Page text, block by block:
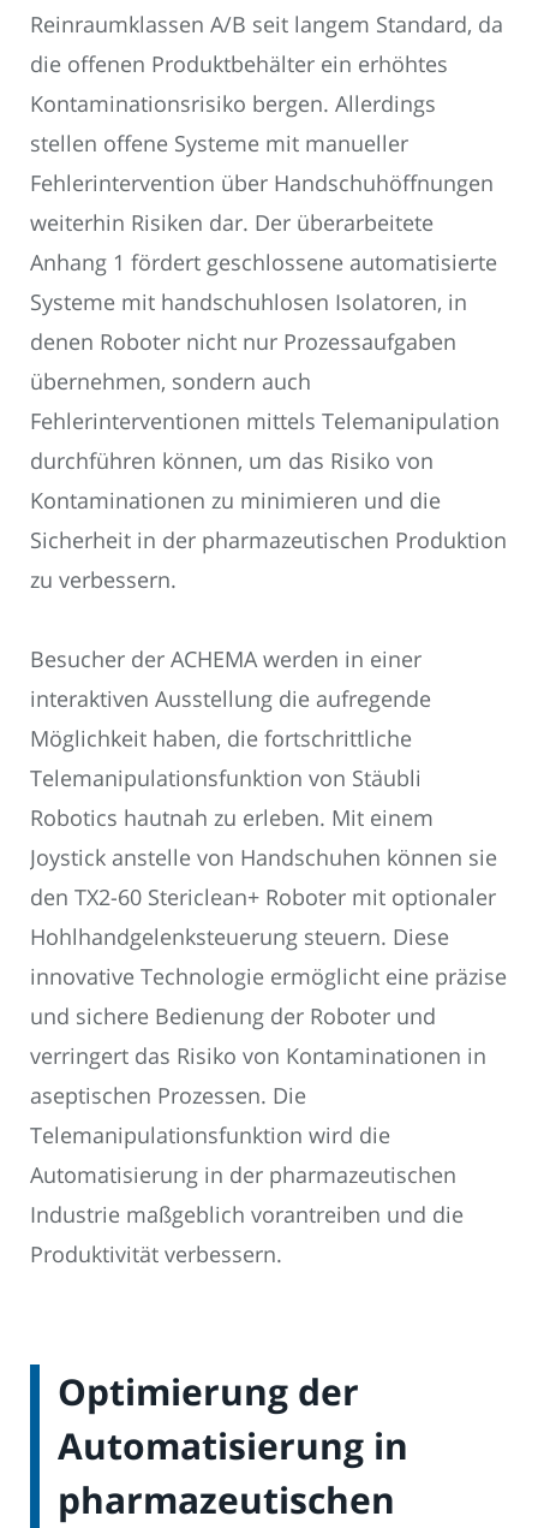
Reinraumklassen A/B seit langem Standard, da
die offenen Produktbehälter ein erhöhtes
Kontaminationsrisiko bergen. Allerdings
stellen offene Systeme mit manueller
Fehlerintervention über Handschuhöffnungen
weiterhin Risiken dar. Der überarbeitete
Anhang 1 fördert geschlossene automatisierte
Systeme mit handschuhlosen Isolatoren, in
denen Roboter nicht nur Prozessaufgaben
übernehmen, sondern auch
Fehlerinterventionen mittels Telemanipulation
durchführen können, um das Risiko von
Kontaminationen zu minimieren und die
Sicherheit in der pharmazeutischen Produktion
zu verbessern.
Besucher der ACHEMA werden in einer
interaktiven Ausstellung die aufregende
Möglichkeit haben, die fortschrittliche
Telemanipulationsfunktion von Stäubli
Robotics hautnah zu erleben. Mit einem
Joystick anstelle von Handschuhen können sie
den TX2-60 Stericlean+ Roboter mit optionaler
Hohlhandgelenksteuerung steuern. Diese
innovative Technologie ermöglicht eine präzise
und sichere Bedienung der Roboter und
verringert das Risiko von Kontaminationen in
aseptischen Prozessen. Die
Telemanipulationsfunktion wird die
Automatisierung in der pharmazeutischen
Industrie maßgeblich vorantreiben und die
Produktivität verbessern.
Optimierung der
Automatisierung in
pharmazeutischen